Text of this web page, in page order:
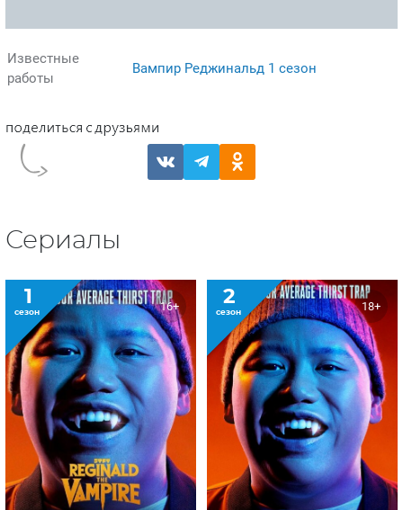
Известные
работы
Вампир Реджинальд 1 сезон
Сериалы
1
сезон 16+ 2
сезон 18+